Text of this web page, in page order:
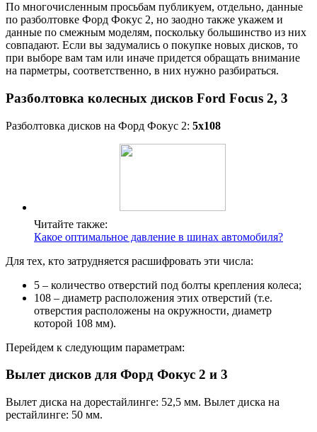
По многочисленным просьбам публикуем, отдельно, данные
по разболтовке Форд Фокус 2, но заодно также укажем и
данные по смежным моделям, поскольку большинство из них
совпадают. Если вы задумались о покупке новых дисков, то
при выборе вам там или иначе придется обращать внимание
на парметры, соответственно, в них нужно разбираться.
Разболтовка колесных дисков Ford Focus 2, 3
Разболтовка дисков на Форд Фокус 2: 5х108
Читайте также:
Какое оптимальное давление в шинах автомобиля?
Для тех, кто затрудняется расшифровать эти числа:
5 – количество отверстий под болты крепления колеса;
108 – диаметр расположения этих отверстий (т.е.
отверстия расположены на окружности, диаметр
которой 108 мм).
Перейдем к следующим параметрам:
Вылет дисков для Форд Фокус 2 и 3
Вылет диска на дорестайлинге: 52,5 мм. Вылет диска на
рестайлинге: 50 мм.